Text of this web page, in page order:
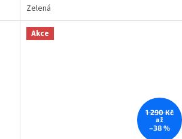
Zelená
Akce
1 290 Kč
až
–38 %